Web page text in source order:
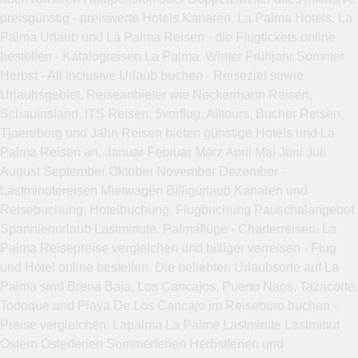
preisgünstig - preiswerte Hotels Kanaren. La Palma Hotels, La
Palma Urlaub und La Palma Reisen - die Flugtickets online
bestellen - Katalogreisen La Palma. Winter Frühjahr Sommer
Herbst - All Inclusive Urlaub buchen - Reiseziel sowie
Urlaubsgebiet. Reiseanbieter wie Neckermann Reisen,
Schauinsland, ITS Reisen, 5vorflug, Alltours, Bucher Reisen,
Tjaereborg und Jahn Reisen bieten günstige Hotels und La
Palma Reisen an. Januar Februar März April Mai Juni Juli
August September Oktober November Dezember -
Lastminutereisen Mietwagen Billigurlaub Kanaren und
Reisebuchung, Hotelbuchung, Flugbuchung Pauschalangebot
Spannienurlaub Lastminute. Palmaflüge - Charterreisen. La
Palma Reisepreise vergleichen und billiger verreisen - Flug
und Hotel online bestellen. Die beliebten Urlaubsorte auf La
Palma sind Brena Baja, Los Cancajos, Puerto Naos, Tazacorte,
Todoque und Playa De Los Cancajo im Reisebüro buchen -
Preise vergleichen. Lapalma La Palme Lastminite Lastminut
Ostern Osterferien Sommerferien Herbstferien und